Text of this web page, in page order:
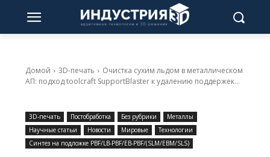
Домой 3D-печать
Очистка сухим льдом в металлическом
АП: подход toolcraft SupportBlaster к удалению поддержек...
3D-печать Постобработка Без рубрики
Металлы
Научные статьи
Новости Мировые
Технологии
Синтез на подложке PBF/LB-PBF/EB-PBF/(SLM/EBM/SLS)